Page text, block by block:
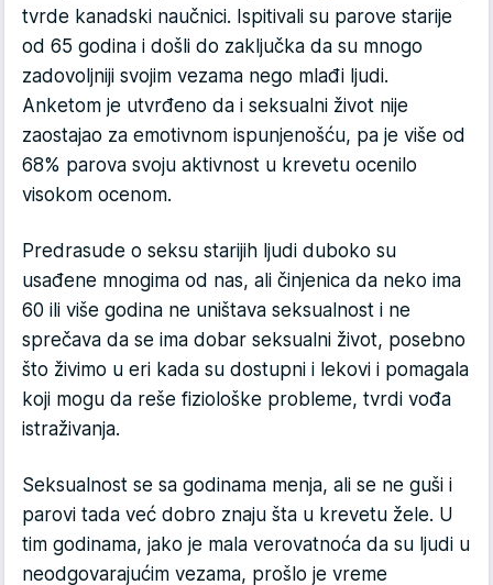
tvrde kanadski naučnici. Ispitivali su parove starije
od 65 godina i došli do zaključka da su mnogo
zadovoljniji svojim vezama nego mlađi ljudi.
Anketom je utvrđeno da i seksualni život nije
zaostajao za emotivnom ispunjenošću, pa je više od
68% parova svoju aktivnost u krevetu ocenilo
visokom ocenom.
Predrasude o seksu starijih ljudi duboko su
usađene mnogima od nas, ali činjenica da neko ima
60 ili više godina ne uništava seksualnost i ne
sprečava da se ima dobar seksualni život, posebno
što živimo u eri kada su dostupni i lekovi i pomagala
koji mogu da reše fiziološke probleme, tvrdi vođa
istraživanja.
Seksualnost se sa godinama menja, ali se ne guši i
parovi tada već dobro znaju šta u krevetu žele. U
tim godinama, jako je mala verovatnoća da su ljudi u
neodgovarajućim vezama, prošlo je vreme